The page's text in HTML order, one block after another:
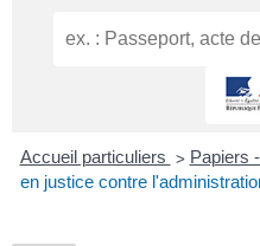
Accueil particuliers > Papiers
en justice contre